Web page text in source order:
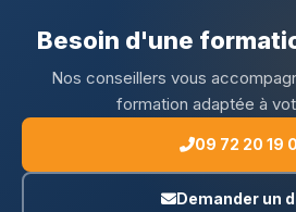
Besoin d'une
Nos conseillers vous
formation adaptée à
09 72 20 19
Demander un